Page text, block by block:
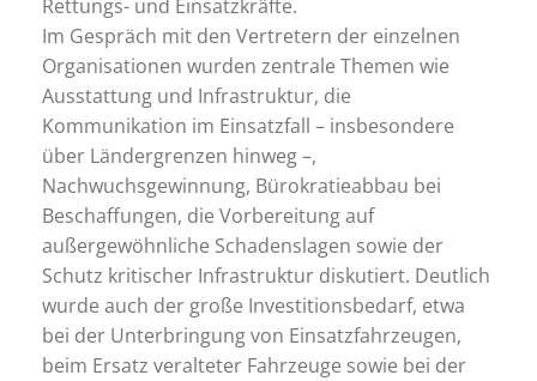
Rettungs- und Einsatzkräfte.
Im Gespräch mit den Vertretern der einzelnen
Organisationen wurden zentrale Themen wie
Ausstattung und Infrastruktur, die
Kommunikation im Einsatzfall – insbesondere
über Ländergrenzen hinweg –,
Nachwuchsgewinnung, Bürokratieabbau bei
Beschaffungen, die Vorbereitung auf
außergewöhnliche Schadenslagen sowie der
Schutz kritischer Infrastruktur diskutiert. Deutlich
wurde auch der große Investitionsbedarf, etwa
bei der Unterbringung von Einsatzfahrzeugen,
beim Ersatz veralteter Fahrzeuge sowie bei der